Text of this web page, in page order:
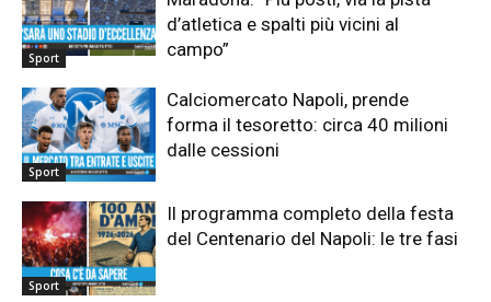
Sport
d’atletica e spalti più vicini al
campo”
Sport
Calciomercato Napoli, prende
forma il tesoretto: circa 40 milioni
dalle cessioni
Sport
Il programma completo della festa
del Centenario del Napoli: le tre fasi